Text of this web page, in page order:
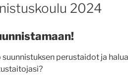
2024
suunnistuksen perustaidot ja